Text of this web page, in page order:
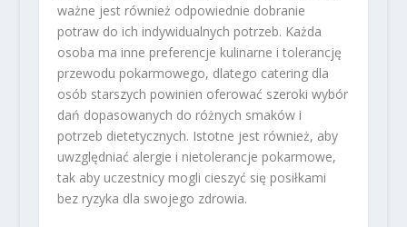
ważne jest również odpowiednie dobranie
potraw do ich indywidualnych potrzeb. Każda
osoba ma inne preferencje kulinarne i tolerancję
przewodu pokarmowego, dlatego catering dla
osób starszych powinien oferować szeroki wybór
dań dopasowanych do różnych smaków i
potrzeb dietetycznych. Istotne jest również, aby
uwzględniać alergie i nietolerancje pokarmowe,
tak aby uczestnicy mogli cieszyć się posiłkami
bez ryzyka dla swojego zdrowia.